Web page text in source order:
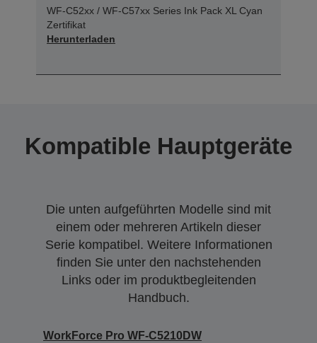
WF-C52xx / WF-C57xx Series Ink Pack XL Cyan
Zertifikat
Herunterladen
Kompatible Hauptgeräte
Die unten aufgeführten Modelle sind mit
einem oder mehreren Artikeln dieser
Serie kompatibel. Weitere Informationen
finden Sie unter den nachstehenden
Links oder im produktbegleitenden
Handbuch.
WorkForce Pro WF-C5210DW